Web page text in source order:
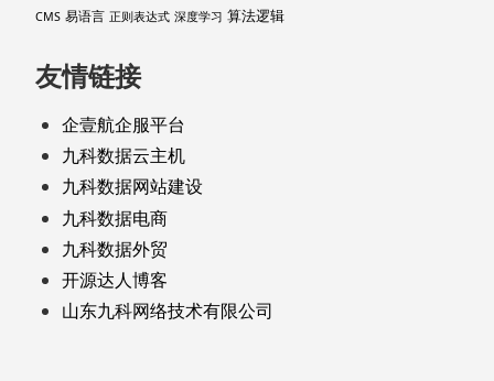
CMS 易语言 正则表达式 深度学习 算法逻辑
友情链接
企壹航企服平台
九科数据云主机
九科数据网站建设
九科数据电商
九科数据外贸
开源达人博客
山东九科网络技术有限公司